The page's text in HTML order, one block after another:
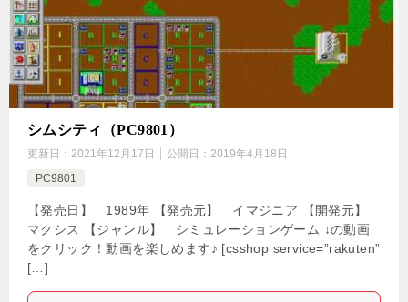
シムシティ（PC9801）
更新日： 2021年12月17日 公開日： 2019年4月18日
PC9801
【発売日】 1989年 【発売元】 イマジニア 【開発元】
マクシス 【ジャンル】 シミュレーションゲーム ↓の動画
をクリック！動画を楽しめます♪ [csshop service=”rakuten”
[…]